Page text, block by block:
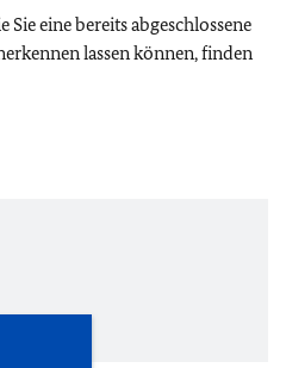
eine bereits abgeschlossene
lassen können, finden